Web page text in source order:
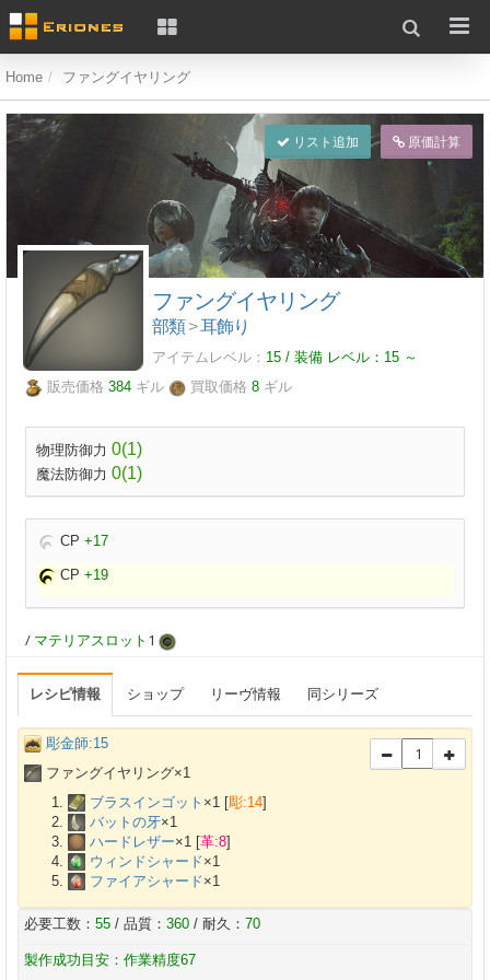
Home ファングイヤリング
リスト追加 原価計算
ファングイヤリング
部類>耳飾り
アイテムレベル： 15 / 装備 レベル： 15 ～
販売価格 384 ギル 買取価格 8 ギル
物理防御力 0(1)
魔法防御力 0(1)
CP +17
CP +19
/ マテリアスロット 1
レシピ情報 ショップ リーヴ情報 同シリーズ
彫金師:15
ファングイヤリング×1
ブラスインゴット ×1 [彫:14]
バットの牙×1
ハードレザー×1 [革:8]
ウィンドシャード×1
ファイアシャード×1
必要工数： 55 / 品質： 360 / 耐久： 70
製作成功目安：作業精度67